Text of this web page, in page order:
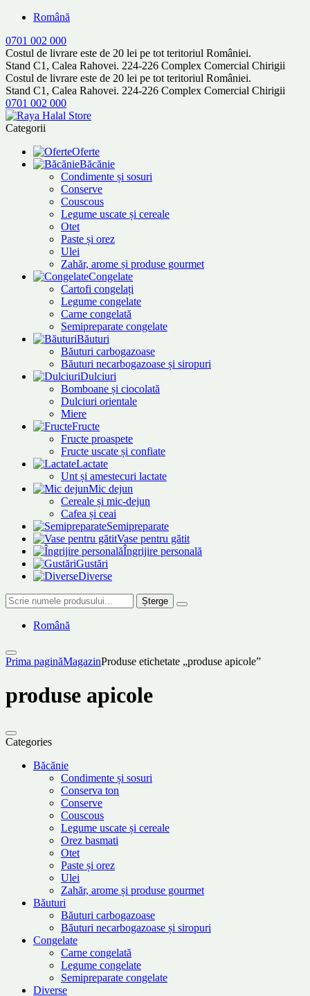
Română
0701 002 000
Costul de livrare este de 20 lei pe tot teritoriul României.
Stand C1, Calea Rahovei. 224-226 Complex Comercial Chirigii
Costul de livrare este de 20 lei pe tot teritoriul României.
Stand C1, Calea Rahovei. 224-226 Complex Comercial Chirigii
0701 002 000
Categorii
Oferte
Băcănie
Condimente și sosuri
Conserve
Couscous
Legume uscate și cereale
Otet
Paste și orez
Ulei
Zahăr, arome și produse gourmet
Congelate
Cartofi congelați
Legume congelate
Carne congelată
Semipreparate congelate
Băuturi
Băuturi carbogazoase
Băuturi necarbogazoase și siropuri
Dulciuri
Bomboane și ciocolată
Dulciuri orientale
Miere
Fructe
Fructe proaspete
Fructe uscate și confiate
Lactate
Unt și amestecuri lactate
Mic dejun
Cereale și mic-dejun
Cafea și ceai
Semipreparate
Vase pentru gătit
Îngrijire personală
Gustări
Diverse
Șterge
Română
Prima paginăMagazinProduse etichetate „produse apicole”
produse apicole
Categories
Băcănie
Condimente și sosuri
Conserva ton
Conserve
Couscous
Legume uscate și cereale
Orez basmati
Otet
Paste și orez
Ulei
Zahăr, arome și produse gourmet
Băuturi
Băuturi carbogazoase
Băuturi necarbogazoase și siropuri
Congelate
Carne congelată
Legume congelate
Semipreparate congelate
Diverse